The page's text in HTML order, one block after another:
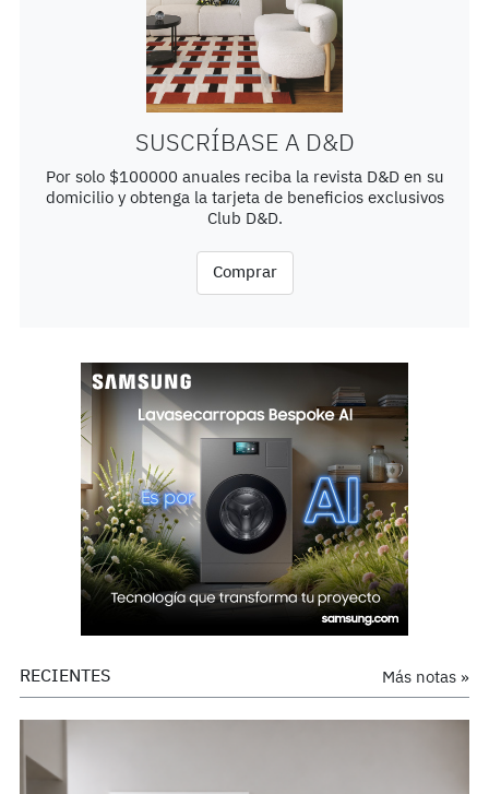
SUSCRÍBASE A D&D
Por solo $100000 anuales reciba la revista D&D en su
domicilio y obtenga la tarjeta de beneficios exclusivos
Club D&D.
Comprar
Más notas »
RECIENTES